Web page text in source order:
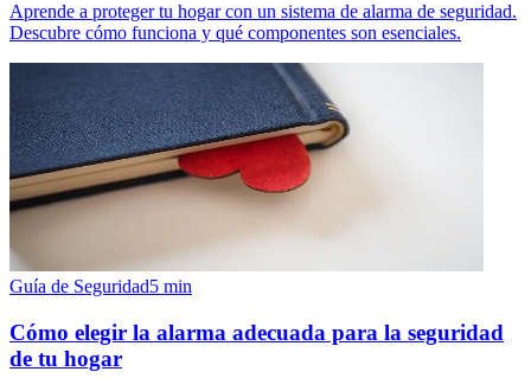
Aprende a proteger tu hogar con un sistema de alarma de seguridad.
Descubre cómo funciona y qué componentes son esenciales.
Guía de Seguridad5 min
Cómo elegir la alarma adecuada para la seguridad
de tu hogar